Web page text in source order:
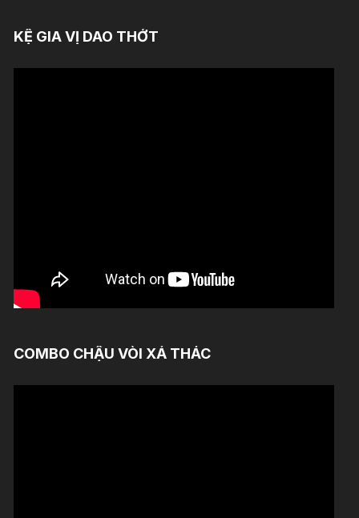
KỆ GIA VỊ DAO THỚT
COMBO CHẬU VÒI XẢ THÁC